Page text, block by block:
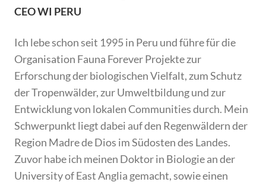
CEO WI PERU
Ich lebe schon seit 1995 in Peru und führe für die
Organisation Fauna Forever Projekte zur
Erforschung der biologischen Vielfalt, zum Schutz
der Tropenwälder, zur Umweltbildung und zur
Entwicklung von lokalen Communities durch. Mein
Schwerpunkt liegt dabei auf den Regenwäldern der
Region Madre de Dios im Südosten des Landes.
Zuvor habe ich meinen Doktor in Biologie an der
University of East Anglia gemacht, sowie einen